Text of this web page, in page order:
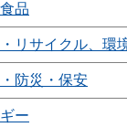
品
リサイクル、環
防災・保安
ー